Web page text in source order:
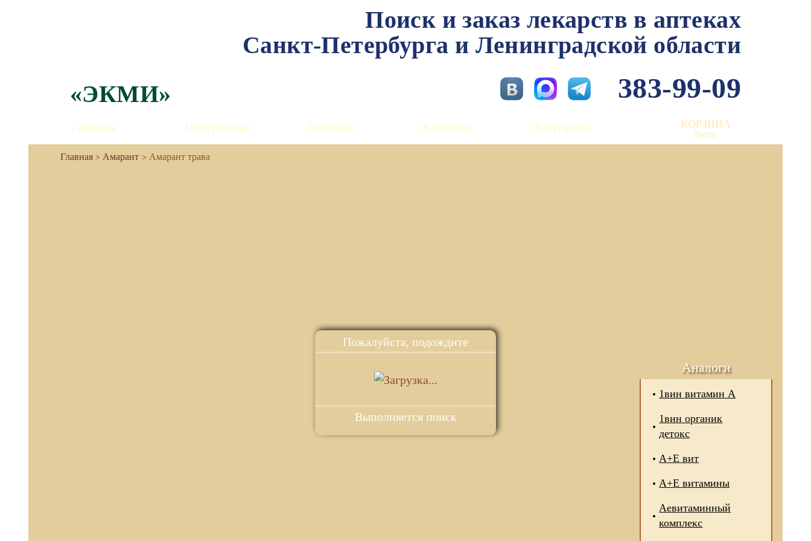
Пожалуйста, подождите
Выполняется поиск
Поиск и заказ лекарств в аптеках
Санкт-Петербурга и Ленинградской области
383-99-09
«ЭКМИ»
Главная Программы Аптекам Клиенты Контакты КОРЗИНА
Пуста
Амарант Амарант трава
Аналоги
1вин витамин А
1вин органик
детокс
А+Е вит
А+Е витамины
Аевитаминный
комплекс